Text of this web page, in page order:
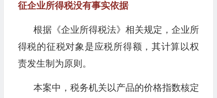
征企业所得税没有事实依据
根据《企业所得税法》相关规定，企业所
得税的征税对象是应税所得额，其计算以权
责发生制为原则。
本案中，税务机关以产品的价格指数核定